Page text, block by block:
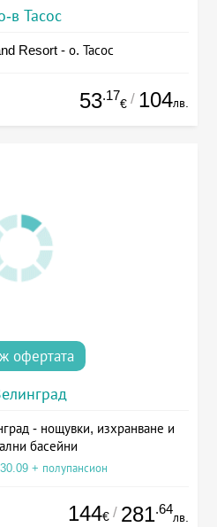
в Тасос
Resort - о. Тасос
53.17
€ / 104лв.
офертата
- нощувки, изхранване и
басейни
+ полупансион
144€ / 281.64
лв.